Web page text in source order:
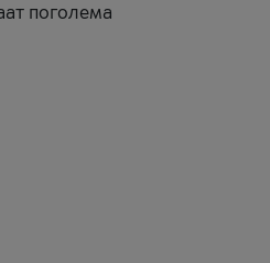
поголема